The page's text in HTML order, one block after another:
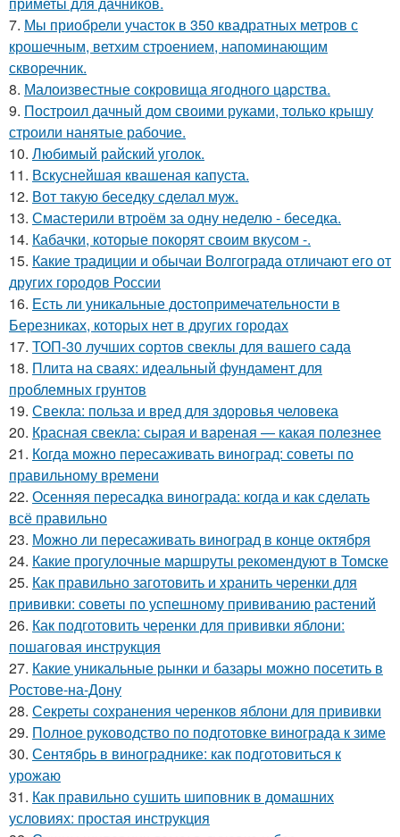
7. Мы приобрели участок в 350 квадратных метров с
крошечным, ветхим строением, напоминающим
скворечник.
8. Малоизвестные сокровища ягодного царства.
9. Построил дачный дом своими руками, только крышу
строили нанятые рабочие.
10. Любимый райский уголок.
11. Вскуснейшая квашеная капуста.
12. Вот такую беседку сделал муж.
13. Смастерили втроём за одну неделю - беседка.
14. Кабачки, которые покорят своим вкусом -.
15. Какие традиции и обычаи Волгограда отличают его от
других городов России
16. Есть ли уникальные достопримечательности в
Березниках, которых нет в других городах
17. ТОП-30 лучших сортов свеклы для вашего сада
18. Плита на сваях: идеальный фундамент для
проблемных грунтов
19. Свекла: польза и вред для здоровья человека
20. Красная свекла: сырая и вареная — какая полезнее
21. Когда можно пересаживать виноград: советы по
правильному времени
22. Осенняя пересадка винограда: когда и как сделать
всё правильно
23. Можно ли пересаживать виноград в конце октября
24. Какие прогулочные маршруты рекомендуют в Томске
25. Как правильно заготовить и хранить черенки для
прививки: советы по успешному прививанию растений
26. Как подготовить черенки для прививки яблони:
пошаговая инструкция
27. Какие уникальные рынки и базары можно посетить в
Ростове-на-Дону
28. Секреты сохранения черенков яблони для прививки
29. Полное руководство по подготовке винограда к зиме
30. Сентябрь в винограднике: как подготовиться к
урожаю
31. Как правильно сушить шиповник в домашних
условиях: простая инструкция